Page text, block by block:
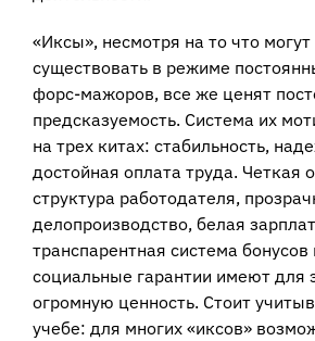
«Иксы», несмотря на то что
существовать в режиме
форс-мажоров, все же ценят
предсказуемость. Система их
на трех китах: стабильность,
достойная оплата труда. Четкая
структура работодателя,
делопроизводство, белая
транспарентная система
социальные гарантии имеют для
огромную ценность. Стоит
учебе: для многих «иксов»